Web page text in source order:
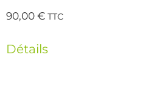
90,00€ TTC
Détails